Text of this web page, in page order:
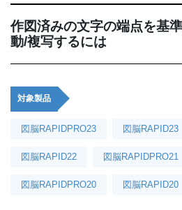
作図済みの文字の端点を基
動/複写するには
対象製品
図脳RAPIDPRO23 図脳RAPID23
図脳RAPID22 図脳RAPIDPRO21
図脳RAPIDPRO20 図脳RAPID20